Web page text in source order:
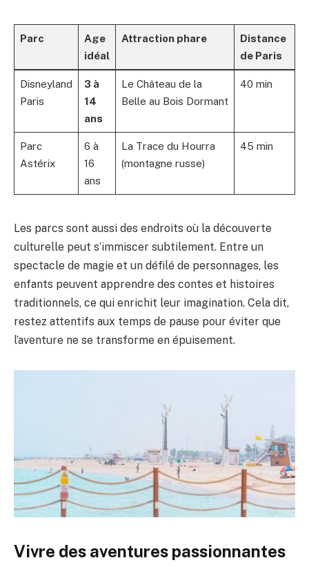
Parc
Age
idéal
Attraction phare
Distance
de Paris
Disneyland
Paris
3 à
14
ans
Le Château de la
Belle au Bois Dormant
40 min
Parc
Astérix
6 à
16
ans
La Trace du Hourra
(montagne russe)
45 min
Les parcs sont aussi des endroits où la découverte
culturelle peut s’immiscer subtilement. Entre un
spectacle de magie et un défilé de personnages, les
enfants peuvent apprendre des contes et histoires
traditionnels, ce qui enrichit leur imagination. Cela dit,
restez attentifs aux temps de pause pour éviter que
l’aventure ne se transforme en épuisement.
Vivre des aventures passionnantes